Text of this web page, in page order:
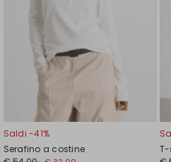
Saldi -41%
Serafino a costine